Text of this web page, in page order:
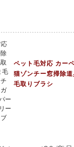
ペット毛対応 カー
猫ゾンチー窓掃除
毛取りブラシ